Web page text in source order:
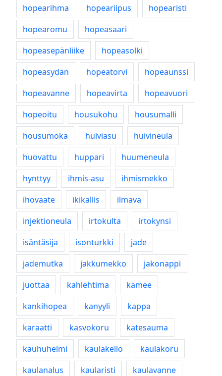
hopearihma hopeariipus
hopearisti
hopearomu
hopeasaari
hopeasepänliike
hopeasolki
hopeasydän
hopeatorvi
hopeaunssi
hopeavanne
hopeavirta
hopeavuori
hopeoitu
housukohu
housumalli
housumoka
huiviasu
huivineula
huovattu
huppari
huumeneula
hynttyy
ihmis-asu
ihmismekko
ihovaate
ikikallis
ilmava
injektioneula
irtokulta
irtokynsi
isäntäsija
isonturkki
jade
jademutka
jakkumekko
jakonappi
juottaa
kahlehtima
kamee
kankihopea
kanyyli
kappa
karaatti
kasvokoru
katesauma
kauhuhelmi
kaulakello
kaulakoru
kaulanalus
kaularisti
kaulavanne